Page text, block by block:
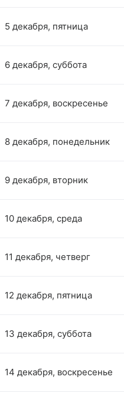
5 декабря, пятница
6 декабря, суббота
7 декабря, воскресенье
8 декабря, понедельник
9 декабря, вторник
10 декабря, среда
11 декабря, четверг
12 декабря, пятница
13 декабря, суббота
14 декабря, воскресенье